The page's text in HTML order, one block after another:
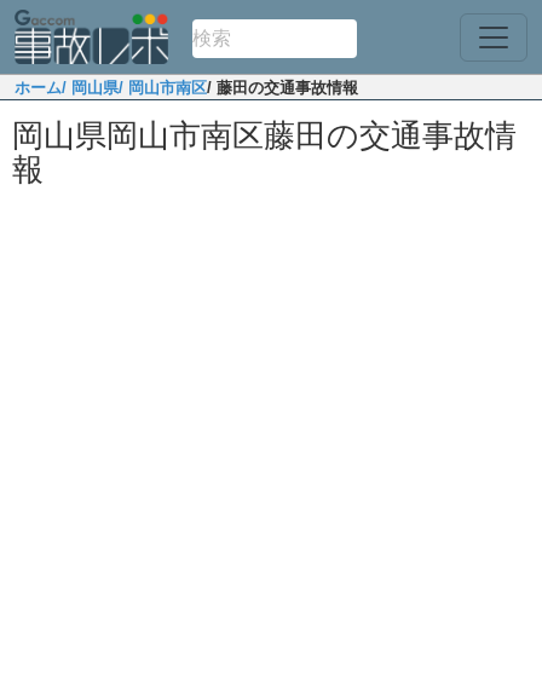
ホーム/ 岡山県/ 岡山市南区/ 藤田の交通事故情報
岡山県岡山市南区藤田の交通事故情
報